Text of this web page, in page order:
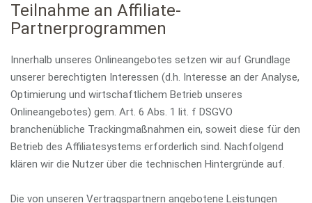
Teilnahme an Affiliate-
Partnerprogrammen
Innerhalb unseres Onlineangebotes setzen wir auf Grundlage
unserer berechtigten Interessen (d.h. Interesse an der Analyse,
Optimierung und wirtschaftlichem Betrieb unseres
Onlineangebotes) gem. Art. 6 Abs. 1 lit. f DSGVO
branchenübliche Trackingmaßnahmen ein, soweit diese für den
Betrieb des Affiliatesystems erforderlich sind. Nachfolgend
klären wir die Nutzer über die technischen Hintergründe auf.
Die von unseren Vertragspartnern angebotene Leistungen